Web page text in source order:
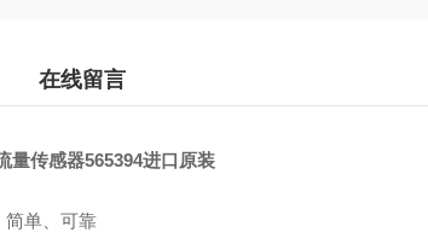
在线留言
量传感器565394进口原装
简单、可靠